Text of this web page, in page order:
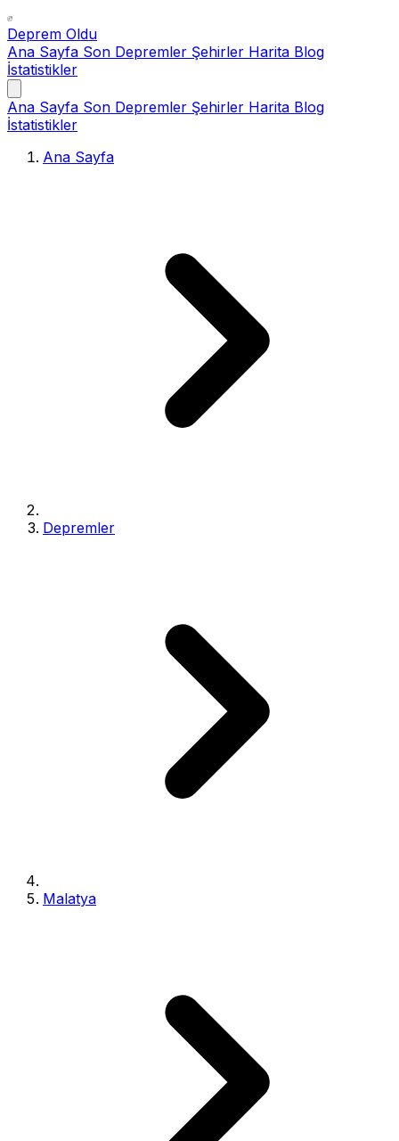
Deprem Oldu
Ana Sayfa Son Depremler Şehirler Harita Blog
İstatistikler
Ana Sayfa Son Depremler Şehirler Harita Blog
İstatistikler
Ana Sayfa
Depremler
Malatya